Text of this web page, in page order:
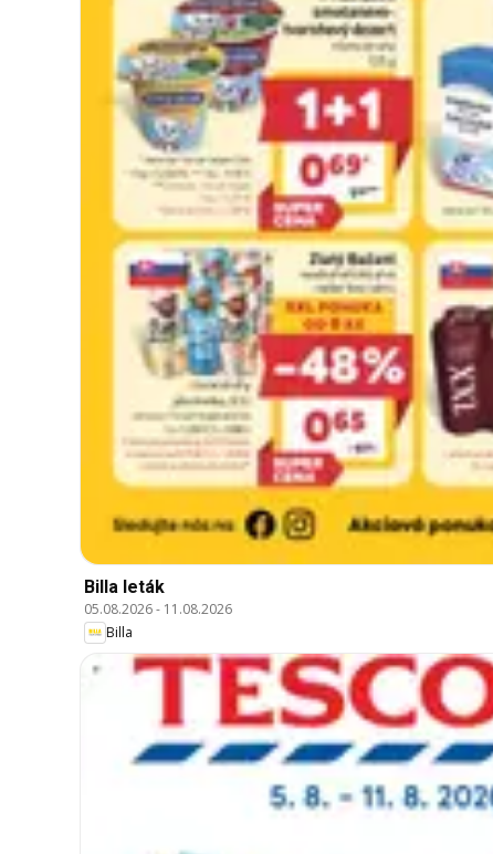
Billa leták
05.08.2026- 11.08.2026
Billa